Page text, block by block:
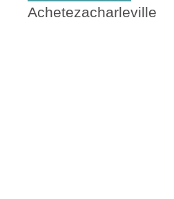
Achetezacharleville